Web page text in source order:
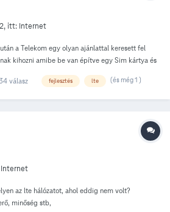
, itt: Internet
a Telekom egy olyan ajánlattal keresett fel
kihozni amibe be van építve egy Sim kártya és
megára. Valakinél van már ilyen eszköz, esetleg
válasz fejlesztés lte (és még 1 )
Internet
az lte hálózatot, ahol eddig nem volt?
minőség stb,